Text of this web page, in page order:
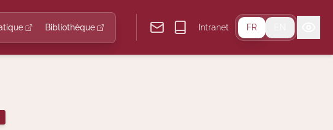
Bibliothèque Intranet FR